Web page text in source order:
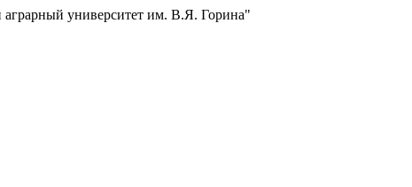
аграрный университет им. В.Я. Горина"